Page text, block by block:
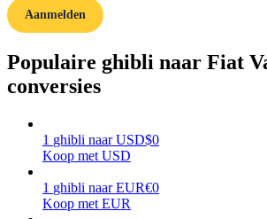
Leer hoe u winstgevend kunt blijven
Verdienen
Aanmelden
Populaire ghibli naar Fiat
conversies
1 ghibli naar USD$0
Koop met USD
1 ghibli naar EUR€0
Koop met EUR